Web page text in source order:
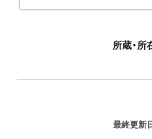
所蔵・所
最終更新